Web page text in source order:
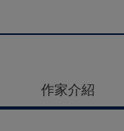
作家介紹